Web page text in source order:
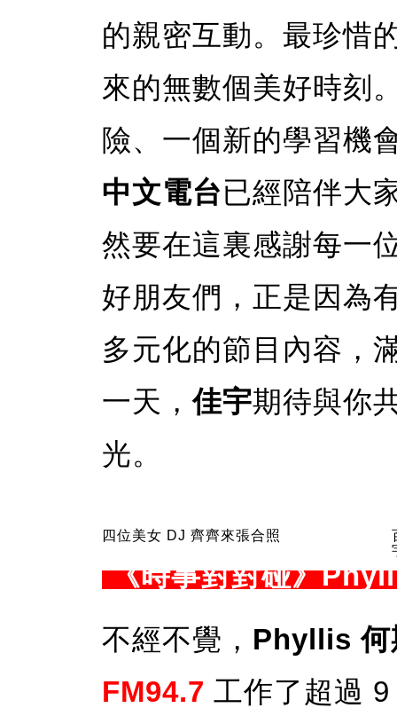
的親密互動。最珍惜
來的無數個美好時刻
險、一個新的學習機
中文電台已經陪伴大
然要在這裏感謝每一
好朋友們，正是因為
多元化的節目內容，
一天，佳宇期待與你
光。
四位美女 DJ 齊齊來張合照
《時事對對碰》
不經不覺， Phyllis 何
FM94.7 工作了超過